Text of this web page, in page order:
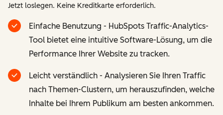
Jetzt loslegen. Keine Kreditkarte erforderlich.
Einfache Benutzung - HubSpots Traffic-Analytics-
Tool bietet eine intuitive Software-Lösung, um die
Performance Ihrer Website zu tracken.
Leicht verständlich - Analysieren Sie Ihren Traffic
nach Themen-Clustern, um herauszufinden, welche
Inhalte bei Ihrem Publikum am besten ankommen.